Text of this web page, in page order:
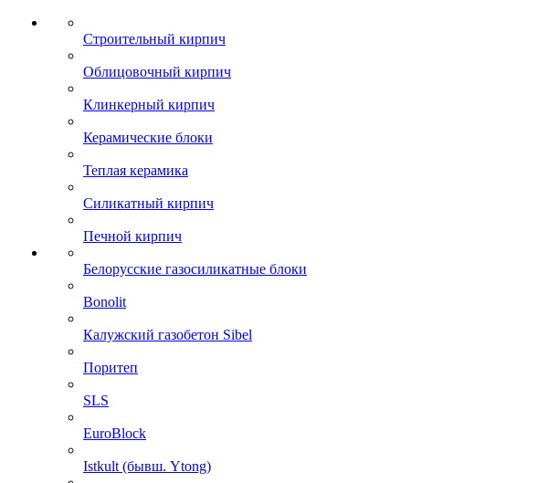
Строительный кирпич
Облицовочный кирпич
Клинкерный кирпич
Керамические блоки
Теплая керамика
Силикатный кирпич
Печной кирпич
Белорусские газосиликатные блоки
Bonolit
Калужский газобетон Sibel
Поритеп
SLS
EuroBlock
Istkult (бывш. Ytong)